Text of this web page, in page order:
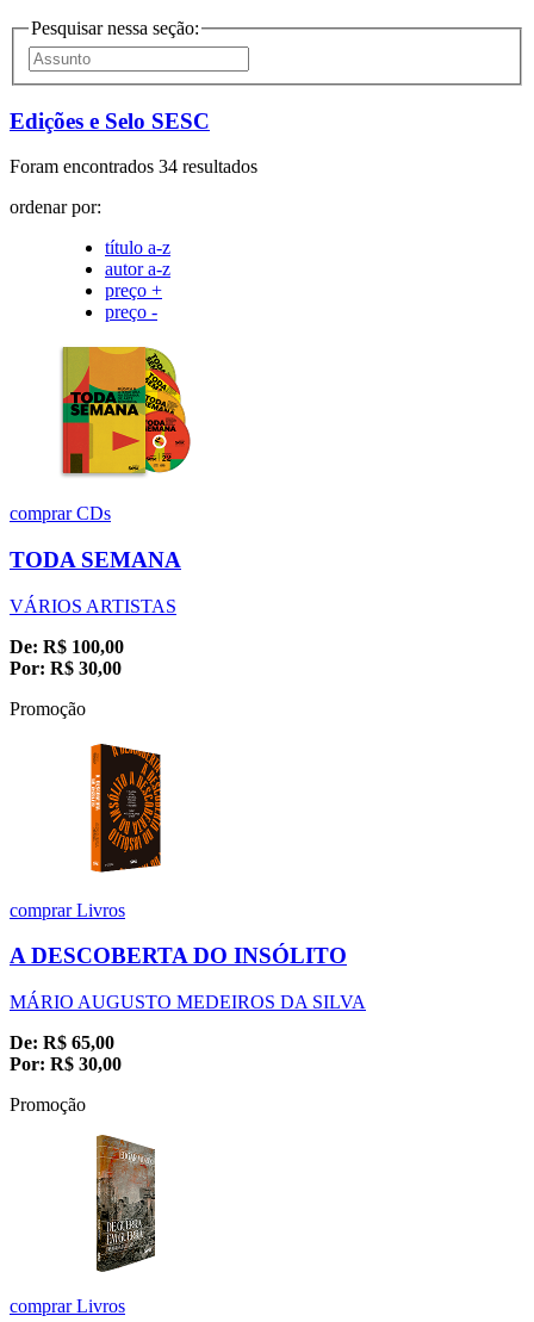
Pesquisar nessa seção:
Edições e Selo SESC
Foram encontrados 34 resultados
ordenar por:
título a-z
autor a-z
preço +
preço -
comprarCDs
TODA SEMANA
VÁRIOS ARTISTAS
De: R$ 100,00
Por: R$ 30,00
Promoção
comprarLivros
A DESCOBERTA DO INSÓLITO
MÁRIO AUGUSTO MEDEIROS DA SILVA
De: R$ 65,00
Por: R$ 30,00
Promoção
comprarLivros